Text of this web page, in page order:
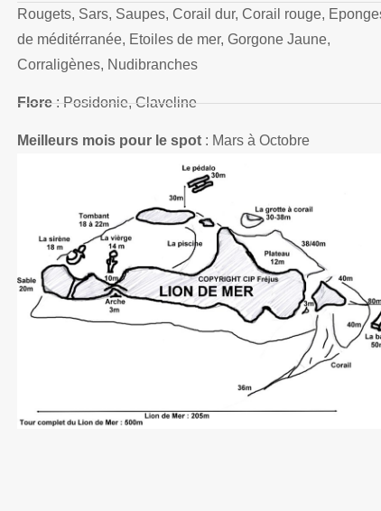
Rougets, Sars, Saupes, Corail dur, Corail rouge,
de méditérranée, Etoiles de mer, Gorgone Jaune,
Corraligènes, Nudibranches
Flore: Posidonie, Claveline
Meilleurs mois pour le spot : Mars à Octobre